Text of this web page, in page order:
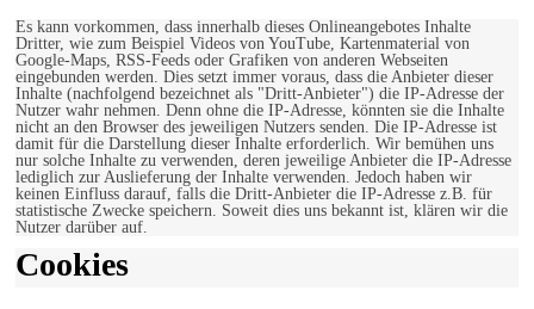
Es kann vorkommen, dass innerhalb dieses Onlineangebotes Inhalte
Dritter, wie zum Beispiel Videos von YouTube, Kartenmaterial von
Google-Maps, RSS-Feeds oder Grafiken von anderen Webseiten
eingebunden werden. Dies setzt immer voraus, dass die Anbieter dieser
Inhalte (nachfolgend bezeichnet als "Dritt-Anbieter") die IP-Adresse der
Nutzer wahr nehmen. Denn ohne die IP-Adresse, könnten sie die Inhalte
nicht an den Browser des jeweiligen Nutzers senden. Die IP-Adresse ist
damit für die Darstellung dieser Inhalte erforderlich. Wir bemühen uns
nur solche Inhalte zu verwenden, deren jeweilige Anbieter die IP-Adresse
lediglich zur Auslieferung der Inhalte verwenden. Jedoch haben wir
keinen Einfluss darauf, falls die Dritt-Anbieter die IP-Adresse z.B. für
statistische Zwecke speichern. Soweit dies uns bekannt ist, klären wir die
Nutzer darüber auf.
Cookies